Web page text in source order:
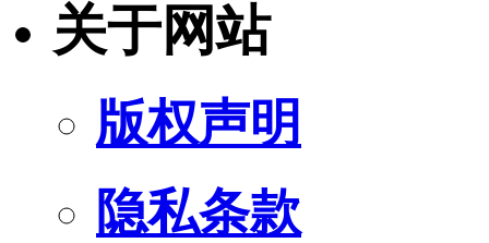
关于网站
版权声明
隐私条款